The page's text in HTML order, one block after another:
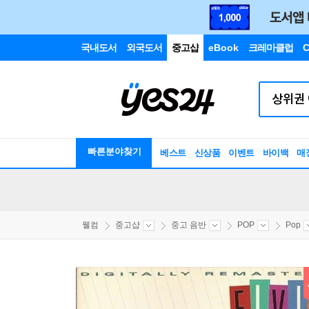
국내도서 외국도서 중고샵 eBook 크레마클럽
빠른분야찾기 베스트 신상품 이벤트 바이백 매
웰컴 중고샵 중고 음반 POP Pop